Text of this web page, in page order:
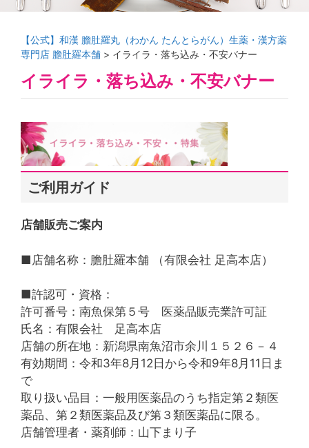
【公式】和漢 膽肚羅丸（わかん たんとらがん）生薬・漢方薬
専門店 膽肚羅本舗 > イライラ・落ち込み・不安バナー
イライラ・落ち込み・不安バナー
ご利用ガイド
店舗販売ご案内
■店舗名称：膽肚羅本舗 （有限会社 足高本店）
■許認可・資格：
許可番号：南魚保第５号 医薬品販売業許可証
氏名：有限会社 足高本店
店舗の所在地：新潟県南魚沼市余川１５２６－４
有効期間：令和3年8月12日から令和9年8月11日ま
で
取り扱い品目：一般用医薬品のうち指定第２類医
薬品、第２類医薬品及び第３類医薬品に限る。
店舗管理者・薬剤師：山下まり子